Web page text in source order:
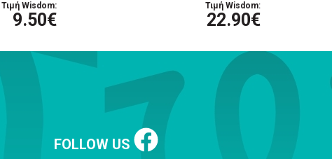
Τιμή Wisdom:
9.50€
Τιμή Wisdom:
22.90€
FOLLOW US